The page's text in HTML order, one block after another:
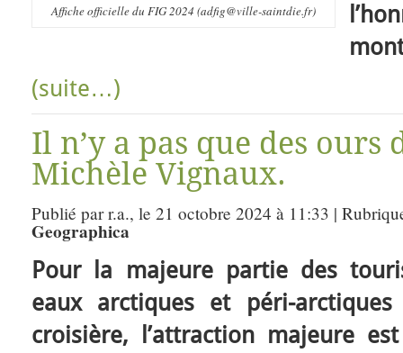
Affiche officielle du FIG 2024 (adfig@ville-saintdie.fr)
(suite…)
Il n’y a pas que des
Michèle Vignaux.
Publié par r.a., le 21 octobre 2024 à 11:33 |
Geographica
Pour la majeure partie des
eaux arctiques et péri-
croisière, l’attraction majeure